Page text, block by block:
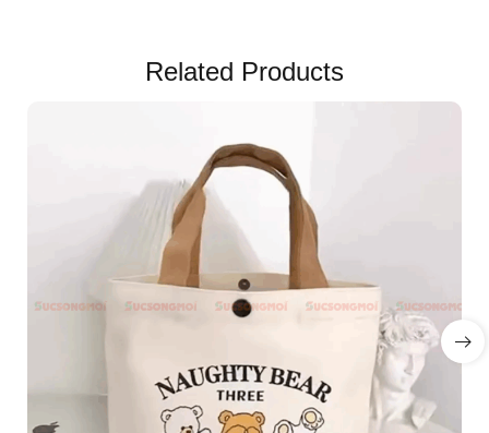
Related Products